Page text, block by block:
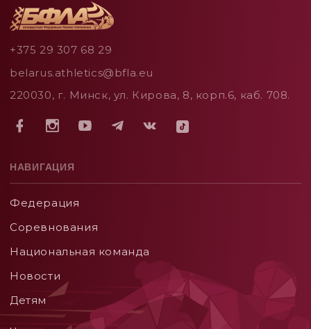
+375 29 307 68 29
belarus.athletics@bfla.eu
220030, г. Минск, ул. Кирова, 8, корп.6, каб. 708.
НАВИГАЦИЯ
Федерация
Соревнования
Национальная команда
Новости
Детям